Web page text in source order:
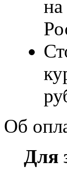
Об
Для